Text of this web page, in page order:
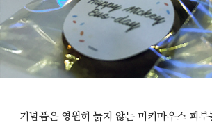
기념품은 영원히 늙지 않는 미키마우스 피